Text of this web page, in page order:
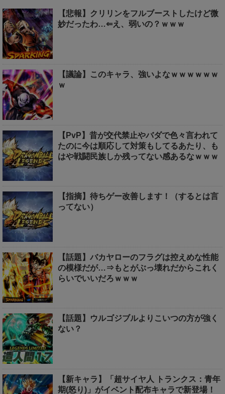
【悲報】クリリンをフルブーストしたけど微
妙だったわ…⇐え、弱いの？ｗｗｗ
【議論】このキャラ、強いよなｗｗｗｗｗｗ
ｗ
【PvP】昔が交代禁止やバダで色々言われて
たのに今は順応して対策もしてるあたり、も
はや戦闘民族しか残ってない感あるなｗｗｗ
【指摘】待ちゲー改善します！（するとは言
ってない）
【話題】バカヤローのフラグは控えめな性能
の模様だが…⇒もとがぶっ壊れだからこれく
らいでいいだろｗｗｗ
【話題】ウルゴジブルよりこいつの方が強く
ない？
【新キャラ】「超サイヤ人 トランクス：青年
期(怒り)」がイベント配布キャラで新登場！